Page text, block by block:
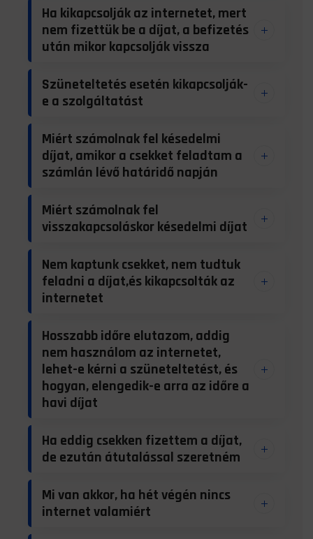
Ha kikapcsolják az internetet, mert
nem fizettük be a díjat, a befizetés
után mikor kapcsolják vissza
Szüneteltetés esetén kikapcsolják-
e a szolgáltatást
Miért számolnak fel késedelmi
díjat, amikor a csekket feladtam a
számlán lévő határidő napján
Miért számolnak fel
visszakapcsoláskor késedelmi díjat
Nem kaptunk csekket, nem tudtuk
feladni a díjat,és kikapcsolták az
internetet
Hosszabb időre elutazom, addig
nem használom az internetet,
lehet-e kérni a szüneteltetést, és
hogyan, elengedik-e arra az időre a
havi díjat
Ha eddig csekken fizettem a díjat,
de ezután átutalással szeretném
Mi van akkor, ha hét végén nincs
internet valamiért